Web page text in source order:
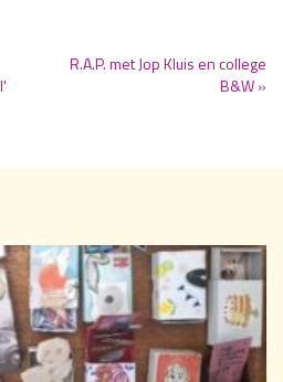
R.A.P. met Jop Kluis en college
B&W »